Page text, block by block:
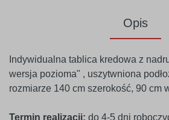
Opis
Indywidualna tablica kredowa z
wersja pozioma" , uszytwniona
rozmiarze 140 cm szerokość, 90 cm
Termin realizacji: do 4-5 dni